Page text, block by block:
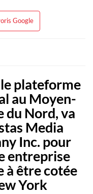
Google
plateforme
au Moyen-
du Nord, va
Media
Inc. pour
entreprise
à être cotée
York